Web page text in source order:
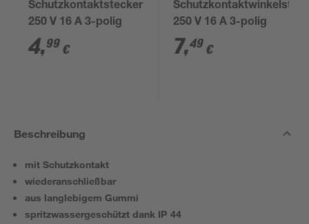
Schutzkontaktstecker
250 V 16 A 3-polig
4,99 €
250 V 16 A 3-polig
7,49 €
Beschreibung
mit Schutzkontakt
wiederanschließbar
aus langlebigem Gummi
spritzwassergeschützt dank IP 44